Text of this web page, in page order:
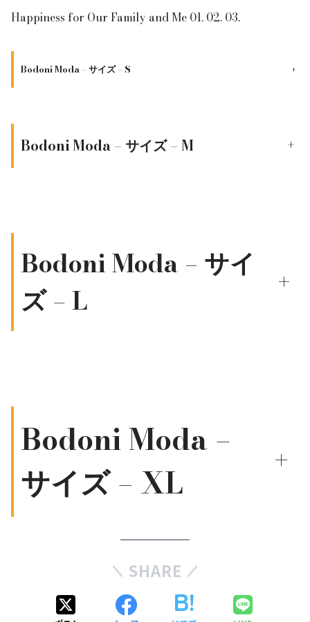
Happiness for Our Family and Me 01. 02. 03.
Bodoni Moda – サイズ – S +
Bodoni Moda – サイズ – M +
Bodoni Moda – サイ
ズ – L
+
Bodoni Moda –
サイズ – XL
+
SHARE